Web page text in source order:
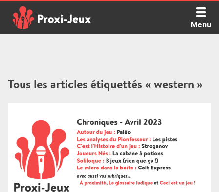
content
Menu
Tous les articles étiquettés « western »